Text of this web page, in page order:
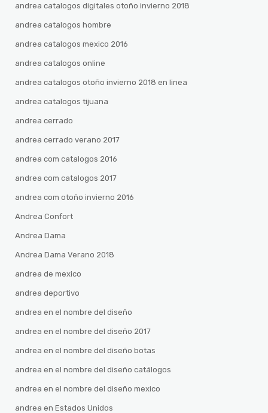
andrea catalogos digitales otoño invierno 2018
andrea catalogos hombre
andrea catalogos mexico 2016
andrea catalogos online
andrea catalogos otoño invierno 2018 en linea
andrea catalogos tijuana
andrea cerrado
andrea cerrado verano 2017
andrea com catalogos 2016
andrea com catalogos 2017
andrea com otoño invierno 2016
Andrea Confort
Andrea Dama
Andrea Dama Verano 2018
andrea de mexico
andrea deportivo
andrea en el nombre del diseño
andrea en el nombre del diseño 2017
andrea en el nombre del diseño botas
andrea en el nombre del diseño catálogos
andrea en el nombre del diseño mexico
andrea en Estados Unidos